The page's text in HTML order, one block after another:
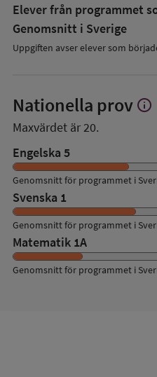
Elever från programmet
Genomsnitt i Sverige
Uppgiften avser elever som
Nationella prov Visa
prov
info
Maxvärdet är 20.
Engelska 5
Genomsnitt för programmet i
Svenska 1
Genomsnitt för programmet i
Matematik 1A
Genomsnitt för programmet i